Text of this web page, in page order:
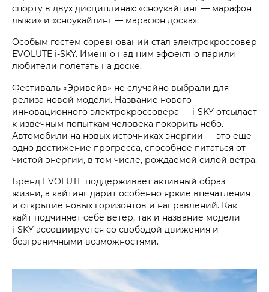
спорту в двух дисциплинах: «сноукайтинг — марафон
лыжи» и «сноукайтинг — марафон доска».
Особым гостем соревнований стал электрокроссовер
EVOLUTE i‑SKY. Именно над ним эффектно парили
любители полетать на доске.
Фестиваль «Эривейв» не случайно выбрали для
релиза новой модели. Название нового
инновационного электрокроссовера — i‑SKY отсылает
к извечным попыткам человека покорить небо.
Автомобили на новых источниках энергии — это еще
одно достижение прогресса, способное питаться от
чистой энергии, в том числе, рождаемой силой ветра.
Бренд EVOLUTE поддерживает активный образ
жизни, а кайтинг дарит особенно яркие впечатления
и открытие новых горизонтов и направлений. Как
кайт подчиняет себе ветер, так и название модели
i‑SKY ассоциируется со свободой движения и
безграничными возможностями.